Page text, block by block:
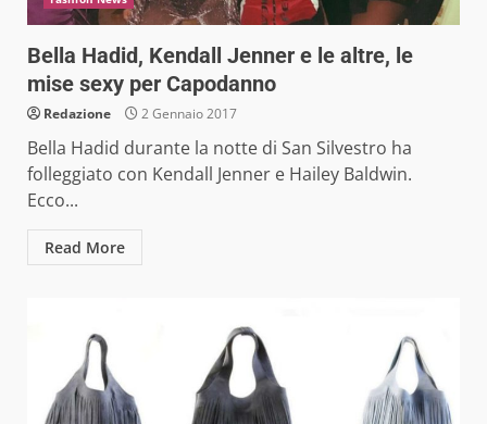
Bella Hadid, Kendall Jenner e le altre, le
mise sexy per Capodanno
Redazione 2 Gennaio 2017
Bella Hadid durante la notte di San Silvestro ha
folleggiato con Kendall Jenner e Hailey Baldwin.
Ecco...
Read More